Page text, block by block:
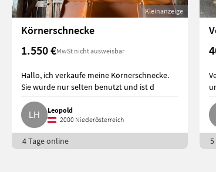
Kleinanzeige
Körnerschnecke
1.550 €MwSt nicht ausweisbar
Hallo, ich verkaufe meine Körnerschnecke.
Sie wurde nur selten benutzt und ist d
Leopold
2000 Niederösterreich
4 Tage online